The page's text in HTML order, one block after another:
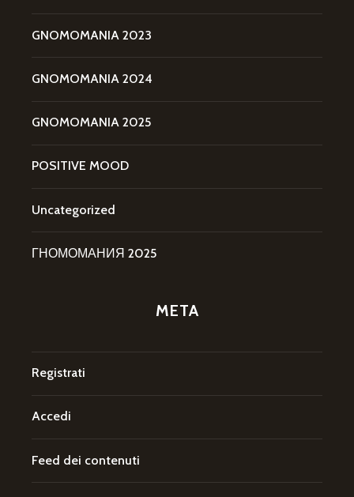
GNOMOMANIA 2023
GNOMOMANIA 2024
GNOMOMANIA 2025
POSITIVE MOOD
Uncategorized
ГНОМОМАНИЯ 2025
META
Registrati
Accedi
Feed dei contenuti